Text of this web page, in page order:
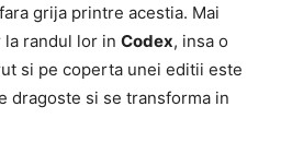
grija printre acestia. Mai
randul lor in Codex, insa o
si pe coperta unei editii este
dragoste si se transforma in